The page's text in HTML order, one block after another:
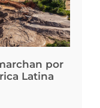
por
Latina